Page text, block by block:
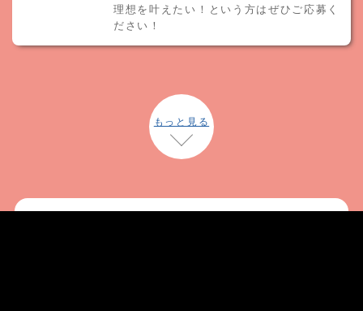
理想を叶えたい！という方はぜひご応募く
ださい！
もっと見る